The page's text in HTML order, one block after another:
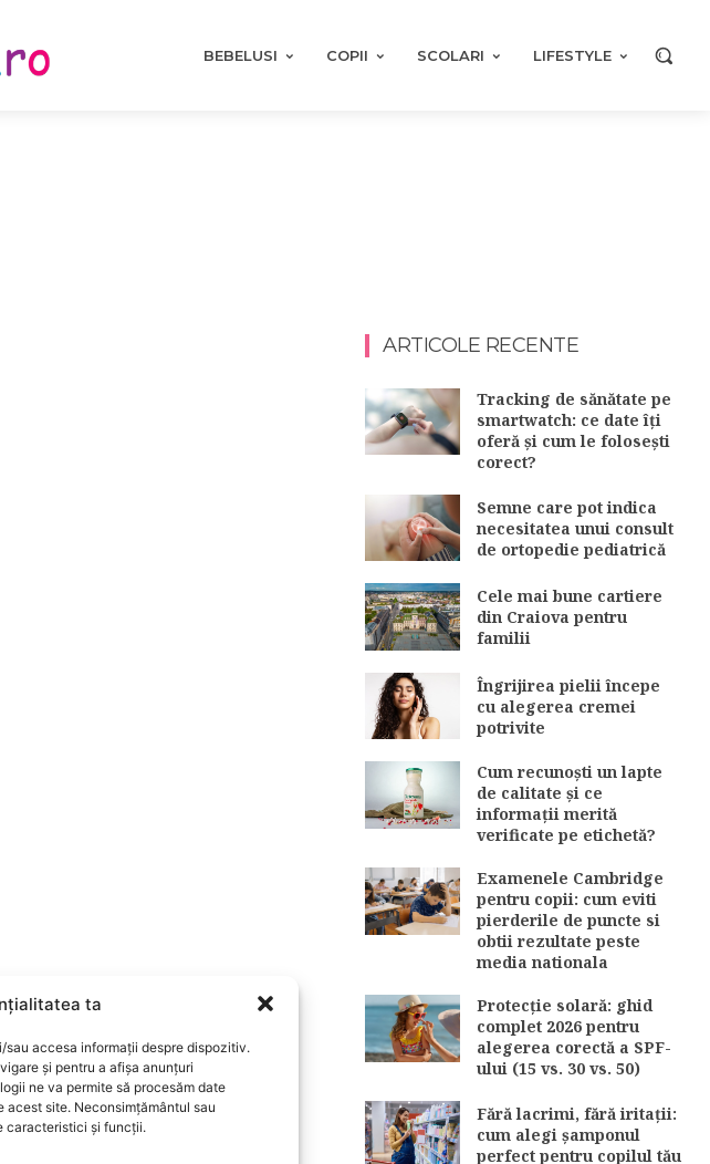
ta
accesa informații despre dispozitiv.
și pentru a afișa anunțuri
ne va permite să procesăm date
acest site. Neconsimțământul sau
caracteristici și funcții.
BEBELUSI COPII SCOLARI LIFESTYLE
ARTICOLE RECENTE
Tracking de sănătate pe
smartwatch: ce date îți
oferă și cum le folosești
corect?
Semne care pot indica
necesitatea unui consult
de ortopedie pediatrică
Cele mai bune cartiere
din Craiova pentru
familii
Îngrijirea pielii începe
cu alegerea cremei
potrivite
Cum recunoști un lapte
de calitate și ce
informații merită
verificate pe etichetă?
Examenele Cambridge
pentru copii: cum eviti
pierderile de puncte si
obtii rezultate peste
media nationala
Protecție solară: ghid
complet 2026 pentru
alegerea corectă a SPF-
ului (15 vs. 30 vs. 50)
Fără lacrimi, fără iritații:
cum alegi șamponul
perfect pentru copilul tău